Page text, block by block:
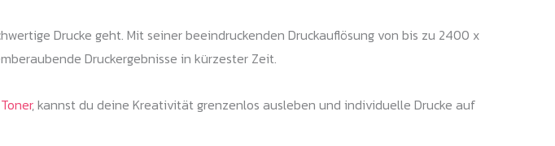
Drucke geht. Mit seiner beeindruckenden Druckauflösung von bis zu 2400 x
Druckergebnisse in kürzester Zeit.
, kannst du deine Kreativität grenzenlos ausleben und individuelle Drucke auf